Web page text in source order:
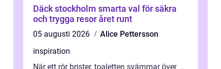
Däck stockholm smarta val för säkra
och trygga resor året runt
05 augusti 2026
Alice Pettersson
inspiration
När ett rör brister, toaletten svämmar över